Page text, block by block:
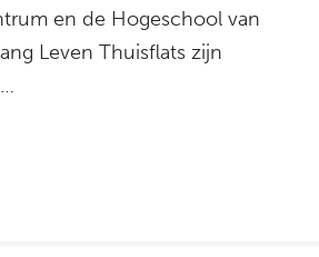
en de Hogeschool van
Leven Thuisflats zijn